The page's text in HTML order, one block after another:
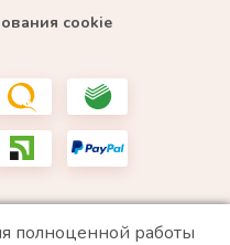
cookie
полноценной работы